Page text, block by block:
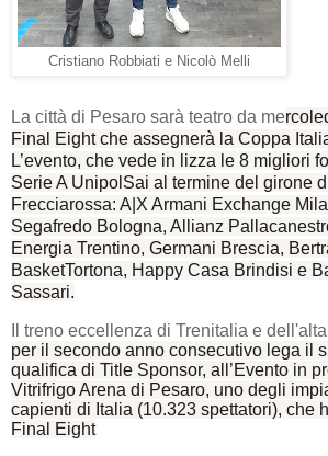
Cristiano Robbiati e Nicolò Melli
La città di Pesaro sarà teatro da me
Final Eight che assegnerà la Coppa
L’evento, che vede in lizza le 8 migliori
Serie A UnipolSai al termine del girone
Frecciarossa: A|X Armani Exchange
Segafredo Bologna, Allianz
Energia Trentino, Germani Brescia,
BasketTortona, Happy Casa Brindisi e
Sassari.
Il treno eccellenza di Trenitalia e
per il secondo anno consecutivo lega il
qualifica di Title Sponsor, all’Evento in
Vitrifrigo Arena di Pesaro, uno degli
capienti di Italia (10.323 spettatori), che
Final Eight